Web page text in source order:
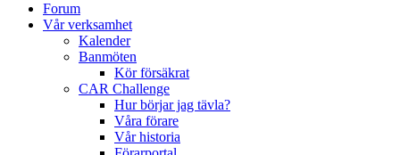
Forum
Vår verksamhet
Kalender
Banmöten
Kör försäkrat
CAR Challenge
Hur börjar jag tävla?
Våra förare
Vår historia